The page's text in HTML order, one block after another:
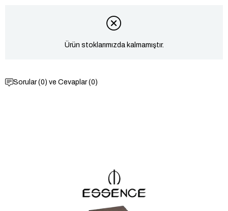
Ürün stoklarımızda kalmamıştır.
Sorular (0) ve Cevaplar (0)